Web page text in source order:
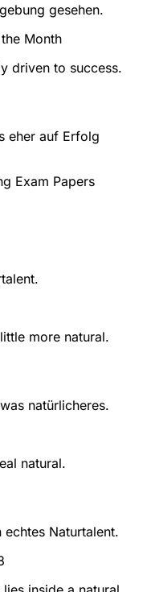
gesehen.
Month
driven to success.
eher auf Erfolg
Exam Papers
more natural.
natürlicheres.
natural.
Naturtalent.